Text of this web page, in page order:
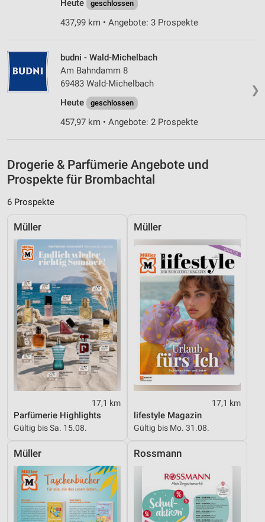
Heute
geschlossen
437,99 km • Angebote: 3 Prospekte
❯
budni - Wald-Michelbach
Am Bahndamm 8
69483 Wald-Michelbach
Heute
geschlossen
457,97 km • Angebote: 2 Prospekte
Drogerie & Parfümerie Angebote und
Prospekte für Brombachtal
6 Prospekte
Müller
17,1 km
Parfümerie Highlights
Gültig bis Sa. 15.08.
Müller
17,1 km
lifestyle Magazin
Gültig bis Mo. 31.08.
Müller Rossmann
personalisierter Werbung
Erstellung von Profilen zur Personalisierung
Verwendung von Profilen zur Auswahl
personalisierter Inhalte
Messung der Werbeleistung
Messung der Performance von Inhalten
Kombinationen von Daten aus verschiedenen
Quellen
Inhalten
IAB-Besonderheiten:
Verwendung genauer Standortdaten
Geräte anhand von aktiv angeforderten
Informationen identifizieren
Nicht-IAB-Verarbeitungszwecke:
Notwendig
Performance
Funktional
Werbung